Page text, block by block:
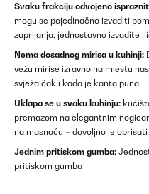
Svaku frakciju odvojeno
mogu se pojedinačno izvaditi
zaprljanja, jednostavno izvadite i
Nema dosadnog mirisa u kuhinji:
vežu mirise izravno na mjestu
svježa čak i kada je kanta puna.
Uklapa se u svaku kuhinju:
premazom na elegantnim
na masnoću – dovoljno je
Jednim pritiskom gumba:
pritiskom gumba